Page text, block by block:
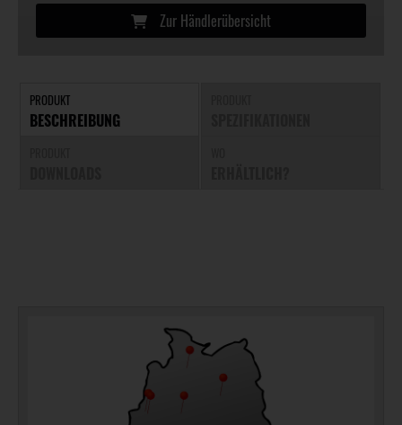
Zur Händlerübersicht
PRODUKT
BESCHREIBUNG